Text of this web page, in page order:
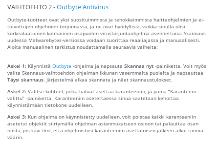
VAIHTOEHTO 2 -Outbyte Antivirus
Outbyte-tuotteet ovat yksi suosituimmista ja tehokkaimmista haittaohjelmien ja ei-
toivottujen ohjelmien torjunnassa, ja ne ovat hyödyllisiä, vaikka sinulla olisi
korkealaatuinen kolmannen osapuolen virustorjuntaohjelma asennettuna. Skannaus
uudessa Malwarebytes-versiossa voidaan suorittaa reaaliajassa ja manuaalisesti.
Aloita manuaalinen tarkistus noudattamalla seuraavia vaiheita:
Askel 1: Käynnistä Outbyte -ohjelma ja napsauta Skannaa nyt -painiketta. Voit myös
valita Skannaus-vaihtoehdon ohjelman ikkunan vasemmalta puolelta ja napsauttaa
Täysi skannaus. Järjestelmä alkaa skannata ja näet skannaustulokset.
Askel 2: Valitse kohteet, jotka haluat asettaa karanteeniin, ja paina “Karanteeni
valittu” -painiketta. Karanteeniin asetettaessa sinua saatetaan kehottaa
käynnistämään tietokone uudelleen.
Askel 3: Kun ohjelma on käynnistetty uudelleen, voit poistaa kaikki karanteeniin
asetetut objektit siirtymällä ohjelman asianmukaiseen osioon tai palauttaa osan
niistä, jos kävi ilmi, että ohjelmistosi karanteeniin asettamisen jälkeen alkoi toimia
väärin.